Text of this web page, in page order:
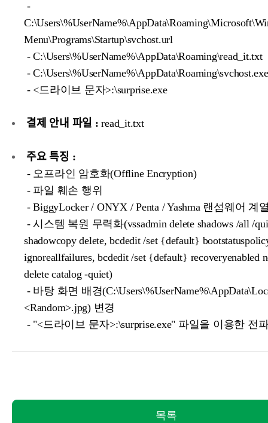
-
Menu\Programs\Startup\svchost.url
- C:\Users\%UserName%\AppData\Roaming\read_it.txt
- C:\Users\%UserName%\AppData\Roaming\svchost.exe
- <드라이브 문자>:\surprise.exe
결제 안내 파일 :read_it.txt
주요 특징 :
- 오프라인 암호화(Offline Encryption)
- 파일 훼손 행위
- BiggyLocker / ONYX / Penta / Yashma 랜섬웨어 계
- 시스템 복원 무력화(vssadmin delete shadows /all /
shadowcopy delete, bcdedit /set {default}
ignoreallfailures, bcdedit /set {default} recoveryenabled
delete catalog -quiet)
- 바탕 화면 배경
<Random>.jpg) 변경
- "<드라이브 문자>:\surprise.exe" 파일을 이용한 전
목록